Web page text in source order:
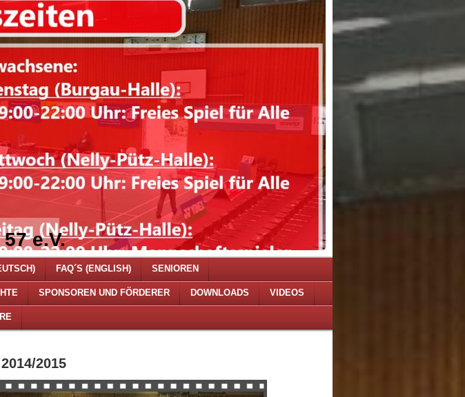
e.V.
FAQ´S (ENGLISH) SENIOREN
SPONSOREN UND FÖRDERER DOWNLOADS VIDEOS
2015